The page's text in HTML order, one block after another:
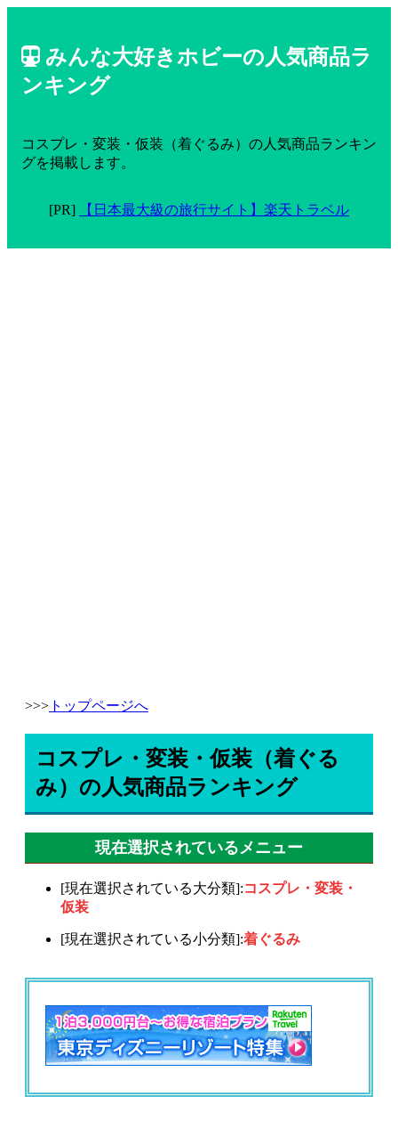
みんな大好きホビーの人気商品ラ
ンキング
コスプレ・変装・仮装（着ぐるみ）の人気商品ランキン
グを掲載します。
[PR] 【日本最大級の旅行サイト】楽天トラベル
>>> トップページへ
コスプレ・変装・仮装（着ぐる
み）の人気商品ランキング
現在選択されているメニュー
[現在選択されている大分類]:コスプレ・変装・
仮装
[現在選択されている小分類]:着ぐるみ